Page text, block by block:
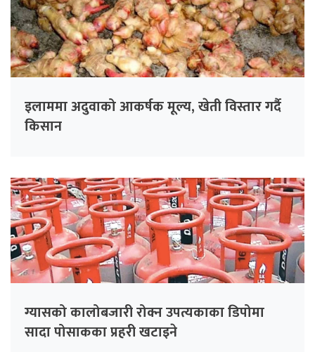
इलाममा अदुवाको आकर्षक मूल्य, खेती विस्तार गर्दै
किसान
ग्यासको कालोबजारी रोक्न उपत्यकाका डिपोमा
सादा पोसाकका प्रहरी खटाइने